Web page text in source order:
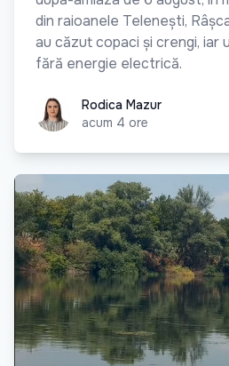
din raioanele Telenești,
au căzut copaci și crengi, iar
fără energie electrică.
Rodica MazurRodica Mazur
acum 4 ore